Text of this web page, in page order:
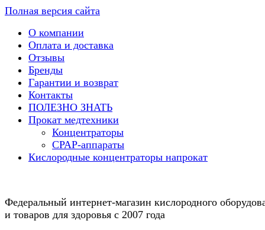
Полная версия сайта
О компании
Оплата и доставка
Отзывы
Бренды
Гарантии и возврат
Контакты
ПОЛЕЗНО ЗНАТЬ
Прокат медтехники
Концентраторы
CPAP-аппараты
Кислородные концентраторы напрокат
Федеральный интернет-магазин кислородного
и товаров для здоровья с 2007 года